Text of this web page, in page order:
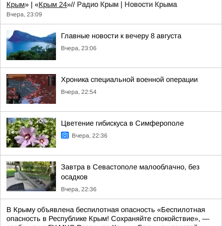
Крым» | «Крым 24»// Радио Крым | Новости Крыма
Вчера, 23:09
Главные новости к вечеру 8 августа
Вчера, 23:06
Хроника специальной военной операции
Вчера, 22:54
Цветение гибискуса в Симферополе
Вчера, 22:36
Завтра в Севастополе малооблачно, без
осадков
Вчера, 22:36
В Крыму объявлена беспилотная опасность «Беспилотная
опасность в Республике Крым! Сохраняйте спокойствие», —